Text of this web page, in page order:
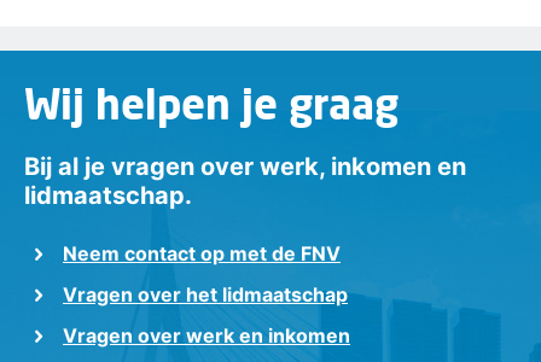
Wij helpen je graag
Bij al je vragen over werk, inkomen en
lidmaatschap.
Neem contact op met de FNV
Vragen over het lidmaatschap
Vragen over werk en inkomen